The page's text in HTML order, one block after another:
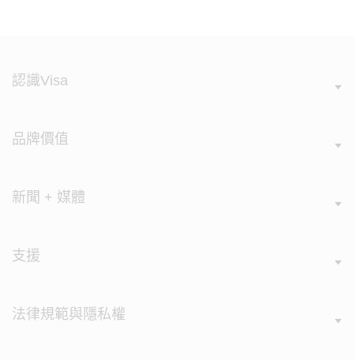
認識Visa
品牌價值
新聞 + 媒體
支援
法律規範與隱私權